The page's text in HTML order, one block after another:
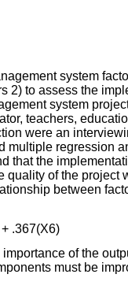
system
to assess the
system
teachers,
were an
regression
that the
of the
between
.367(X6)
of the
must be